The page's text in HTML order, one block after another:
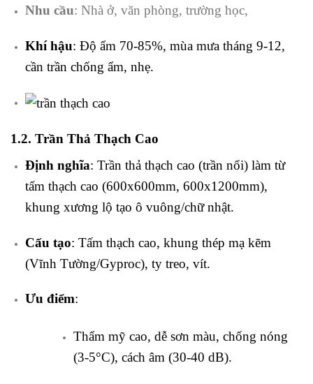
Nhu cầu: Nhà ở, văn phòng, trường học,
Khí hậu: Độ ẩm 70-85%, mùa mưa tháng 9-12,
cần trần chống ẩm, nhẹ.
1.2. Trần Thả Thạch Cao
Định nghĩa: Trần thả thạch cao (trần nổi) làm từ
tấm thạch cao (600x600mm, 600x1200mm),
khung xương lộ tạo ô vuông/chữ nhật.
Cấu tạo: Tấm thạch cao, khung thép mạ kẽm
(Vĩnh Tường/Gyproc), ty treo, vít.
Ưu điểm:
Thẩm mỹ cao, dễ sơn màu, chống nóng
(3-5°C), cách âm (30-40 dB).